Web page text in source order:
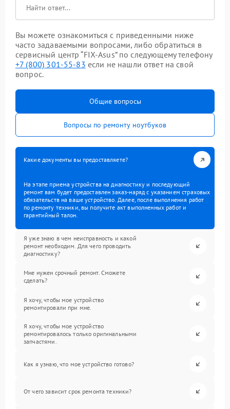
Вы можете ознакомиться с приведенными ниже
часто задаваемыми вопросами, либо обратиться в
сервисный центр “FIX-Asus” по следующему телефону
+7 (800) 301-55-83 если не нашли ответ на свой
вопрос.
Общие вопросы
Вопросы по ремонту ноутбуков
Какие документы вы предоставляете?
На этапе приема устройства на диагностику и последующий
ремонт вам будет предоставлен заказ-наряд с указанием страховых
обязательств на ваше устройство. Далее, после выполнения работ
по ремонту техники, вы получите акт выполненных работ и
гарантийный талон.
Я уже знаю в чем неисправность и какой
ремонт необходим. Для чего проводить
диагностику?
Мне нужен срочный ремонт. Сможете
сделать?
Я хочу, чтобы мое устройство
ремонтировали при мне.
Я хочу, чтобы мое устройство
ремонтировалось только оригинальными
запчастями.
Как я узнаю, что мое устройство готово?
От чего зависит срок ремонта техники?